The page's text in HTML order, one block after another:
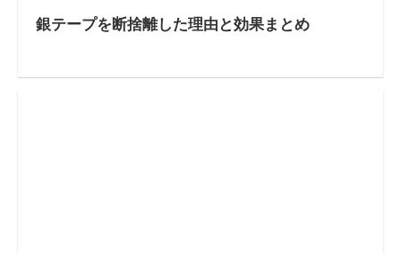
銀テープを断捨離した理由と効果まとめ